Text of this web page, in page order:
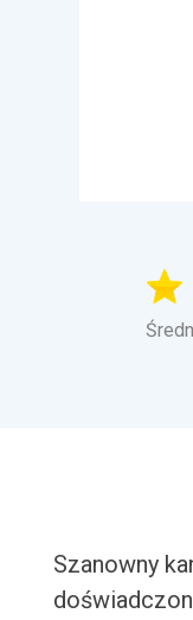
Szanowny